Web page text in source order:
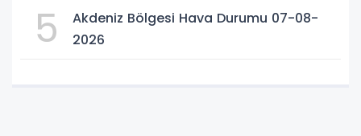
5
Akdeniz Bölgesi Hava Durumu 07-08-
2026